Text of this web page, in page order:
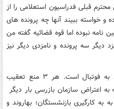
قبلی فدراسیون استعلامی را از
و خواسته ببیند آنها چه پرونده های
نامه نبوده اما قوه قضائیه گفته من
دیگر سه پرونده و نامزدی دیگر نیز
وی افزود: هر ۳ پرونده من مربوط به فوتبال است. هر ۳ منع تعقیب
به اعتراض سازمان بازرسی بار دیگر
کارگیری بازنشستگان؛ بهاروند و